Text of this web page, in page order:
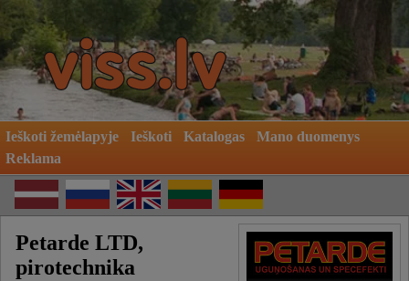
Ieškoti žemėlapyje Ieškoti Katalogas
Mano duomenys
Reklama
Petarde LTD,
pirotechnika